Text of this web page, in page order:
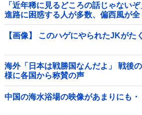
「近年稀に見るどころの話じゃない
進路に困惑する人が多数、偏西風が
だけど……他
【画像】 このハゲにやられたJKがた
海外「日本は戦勝国なんだよ」 戦後
様に各国から称賛の声
中国の海水浴場の映像があまりにも・